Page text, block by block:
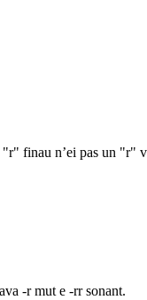
finau n’ei pas un "r"
-r mut e -rr sonant.